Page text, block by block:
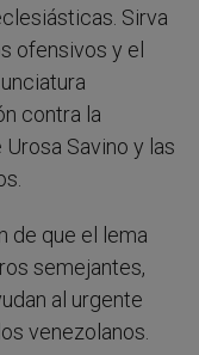
Sirva
ofensivos y el
contra la
Savino y las
de que el lema
semejantes,
al urgente
venezolanos.